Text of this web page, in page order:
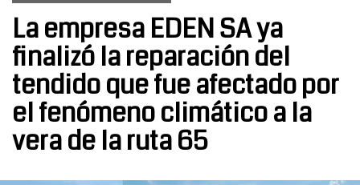
La empresa EDEN SA ya
finalizó la reparación del
tendido que fue afectado por
el fenómeno climático a la
vera de la ruta 65